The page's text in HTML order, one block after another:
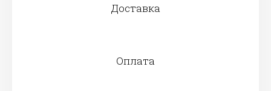
Доставка
Оплата